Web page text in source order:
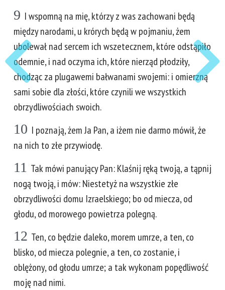
9 I wspomną na mię, którzy z was zachowani będą
między narodami, u krórych będą w pojmaniu, żem
ubolewał nad sercem ich wszetecznem, które odstąpiło
odemnie, i nad oczyma ich, które nierząd płodziły,
chodząc za plugawemi bałwanami swojemi: i omierzną
sami sobie dla złości, które czynili we wszystkich
obrzydliwościach swoich.
10 I poznają, żem Ja Pan, a iżem nie darmo mówił, że
na nich to złe przywiodę.
11 Tak mówi panujący Pan: Klaśnij ręką twoją, a tąpnij
nogą twoją, i mów: Niestetyż na wszystkie złe
obrzydliwości domu Izraelskiego; bo od miecza, od
głodu, od morowego powietrza polegną.
12 Ten, co będzie daleko, morem umrze, a ten, co
blisko, od miecza polegnie, a ten, co zostanie, i
oblężony, od głodu umrze; a tak wykonam popędliwość
moję nad nimi.